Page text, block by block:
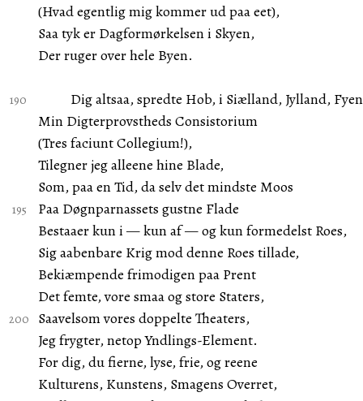
(Hvad egentlig mig kommer ud paa eet),
Saa tyk er Dagformørkelsen i Skyen,
Der ruger over hele Byen.
Dig altsaa, spredte Hob, i Siælland, Jylland,
Min Digterprovstheds Consistorium
(Tres faciunt Collegium!),
Tilegner jeg alleene hine Blade,
Som, paa en Tid, da selv det mindste Moos
Paa Døgnparnassets gustne Flade
Bestaaer kun i — kun af — og kun formedelst Roes,
Sig aabenbare Krig mod denne Roes tillade,
Bekiæmpende frimodigen paa Prent
Det femte, vore smaa og store Staters,
Saavelsom vores doppelte Theaters,
Jeg frygter, netop Yndlings-Element.
For dig, du fierne, lyse, frie, og reene
Kulturens, Kunstens, Smagens Overret,